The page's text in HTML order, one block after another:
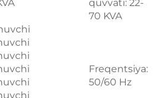
quvvati: 22-
70 KVA
Freqentsiya:
50/60 Hz